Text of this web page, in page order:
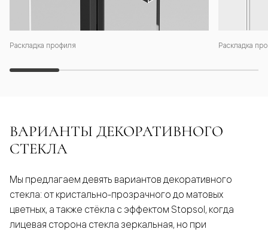
Раскладка профиля Раскладка
ВАРИАНТЫ ДЕКОРАТИВНОГО
СТЕКЛА
Мы предлагаем девять вариантов декоративного
стекла: от кристально-прозрачного до матовых
цветных, а также стёкла с эффектом Stopsol, когда
лицевая сторона стекла зеркальная, но при